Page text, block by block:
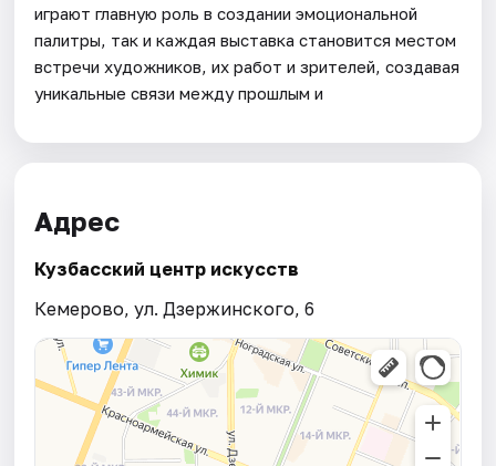
играют главную роль в создании эмоциональной
палитры, так и каждая выставка становится местом
встречи художников, их работ и зрителей, создавая
уникальные связи между прошлым и
Адрес
Кузбасский центр искусств
Кемерово, ул. Дзержинского, 6